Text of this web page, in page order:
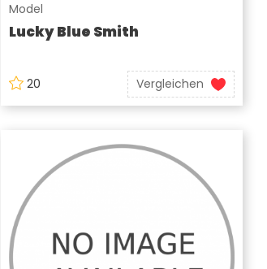
Model
Lucky Blue Smith
20 Vergleichen